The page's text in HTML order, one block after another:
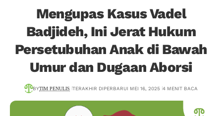
Mengupas Kasus Vadel
Badjideh, Ini Jerat Hukum
Persetubuhan Anak di Bawah
Umur dan Dugaan Aborsi
BYTIM PENULIS TERAKHIR DIPERBARUI MEI 16, 2025 4 MENIT BACA